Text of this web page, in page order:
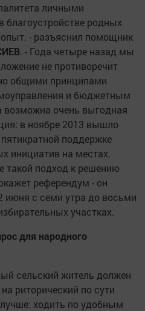
личными
благоустройстве родных
- разъяснил помощник
. - Года четыре назад мы
не противоречит
общими принципами
и бюджетным
возможна очень выгодная
в ноябре 2013 вышло
поддержке
инициатив на местах.
такой подход к решению
референдум - он
июня с семи утра до восьми
участках.
для народного
сельский житель должен
риторический по сути
ходить по удобным